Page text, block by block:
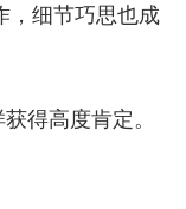
，细节巧思也成
得高度肯定。